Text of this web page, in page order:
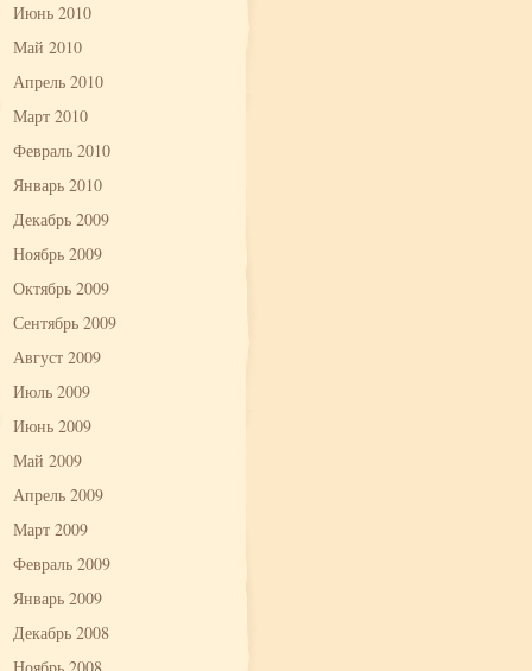
Июнь 2010
Май 2010
Апрель 2010
Март 2010
Февраль 2010
Январь 2010
Декабрь 2009
Ноябрь 2009
Октябрь 2009
Сентябрь 2009
Август 2009
Июль 2009
Июнь 2009
Май 2009
Апрель 2009
Март 2009
Февраль 2009
Январь 2009
Декабрь 2008